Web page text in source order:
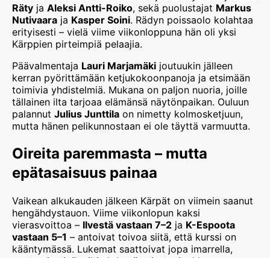
Räty ja Aleksi Antti-Roiko, sekä puolustajat Markus
Nutivaara ja Kasper Soini. Rädyn poissaolo kolahtaa
erityisesti – vielä viime viikonloppuna hän oli yksi
Kärppien pirteimpiä pelaajia.
Päävalmentaja Lauri Marjamäki joutuukin jälleen
kerran pyörittämään ketjukokoonpanoja ja etsimään
toimivia yhdistelmiä. Mukana on paljon nuoria, joille
tällainen ilta tarjoaa elämänsä näytönpaikan. Ouluun
palannut Julius Junttila on nimetty kolmosketjuun,
mutta hänen pelikunnostaan ei ole täyttä varmuutta.
Oireita paremmasta – mutta
epätasaisuus painaa
Vaikean alkukauden jälkeen Kärpät on viimein saanut
hengähdystauon. Viime viikonlopun kaksi
vierasvoittoa – Ilvestä vastaan 7–2 ja K-Espoota
vastaan 5–1 – antoivat toivoa siitä, että kurssi on
kääntymässä. Lukemat saattoivat jopa imarrella,